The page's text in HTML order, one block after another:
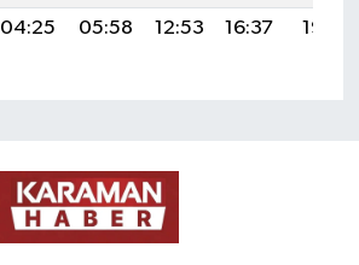
04:25 05:58 12:53 16:37 19:38